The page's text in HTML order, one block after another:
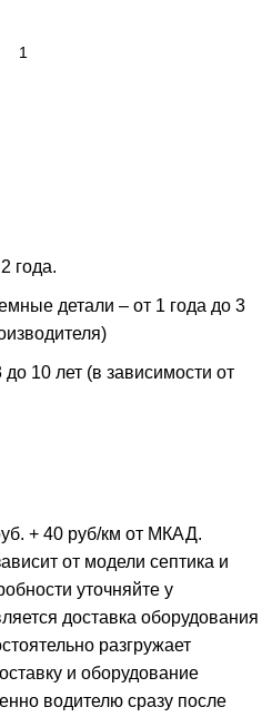
года.
детали – от 1 года до 3
10 лет (в зависимости от
+ 40 руб/км от МКАД.
от модели септика и
уточняйте у
доставка оборудования
разгружает
и оборудование
водителю сразу после